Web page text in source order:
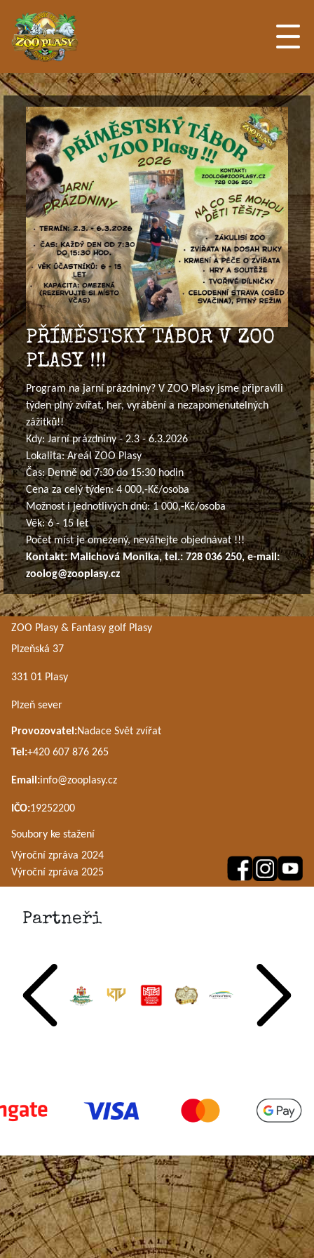
PŘÍMĚSTSKÝ TÁBOR V ZOO
PLASY !!!
Program na jarní prázdniny? V ZOO Plasy jsme připravili
týden plný zvířat, her, vyrábění a nezapomenutelných
zážitků!!
Kdy: Jarní prázdniny - 2.3 - 6.3.2026
Lokalita: Areál ZOO Plasy
Čas: Denně od 7:30 do 15:30 hodin
Cena za celý týden: 4 000,-Kč/osoba
Možnost i jednotlivých dnů: 1 000,-Kč/osoba
Věk: 6 - 15 let
Počet míst je omezený, neváhejte objednávat !!!
Kontakt: Malichová Monika, tel.: 728 036 250, e-mail:
zoolog@zooplasy.cz
ZOO Plasy & Fantasy golf Plasy
Plzeňská 37
331 01 Plasy
Plzeň sever
Provozovatel:Nadace Svět zvířat
Tel:+420 607 876 265
Email:info@zooplasy.cz
IČO:19252200
Soubory ke stažení
Výroční zpráva 2024
Výroční zpráva 2025
Partneři